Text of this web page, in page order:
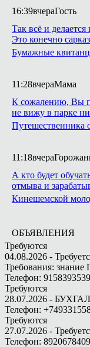
16:39вчераГость
Так всё и
Это конечно
Бумажные
11:28вчераМама
К сожалению, Вы
не вижу в парке
Путешественника
11:18вчера
А кто будет
отмыва и
Кинешемской
ОБЪЯВЛЕНИЯ
Требуются
04.08.2026 -
Требования: знание
Телефон: 9158393539
Требуются
28.07.2026 -
Телефон:
Требуются
27.07.2026 -
Телефон: